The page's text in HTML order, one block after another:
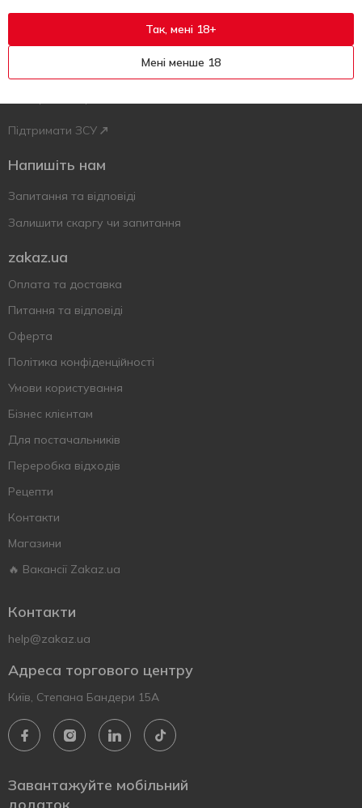
Підтримати ЗСУ
Напишіть нам
Запитання та відповіді
Залишити скаргу чи запитання
zakaz.ua
Оплата та доставка
Питання та відповіді
Оферта
Політика конфіденційності
Умови користування
Бізнес клієнтам
Для постачальників
Переробка відходів
Рецепти
Контакти
Магазини
🔥 Вакансії Zakaz.ua
Контакти
help@zakaz.ua
Адреса торгового центру
Київ, Степана Бандери 15А
Завантажуйте мобільний
Так, мені 18+
Мені менше 18